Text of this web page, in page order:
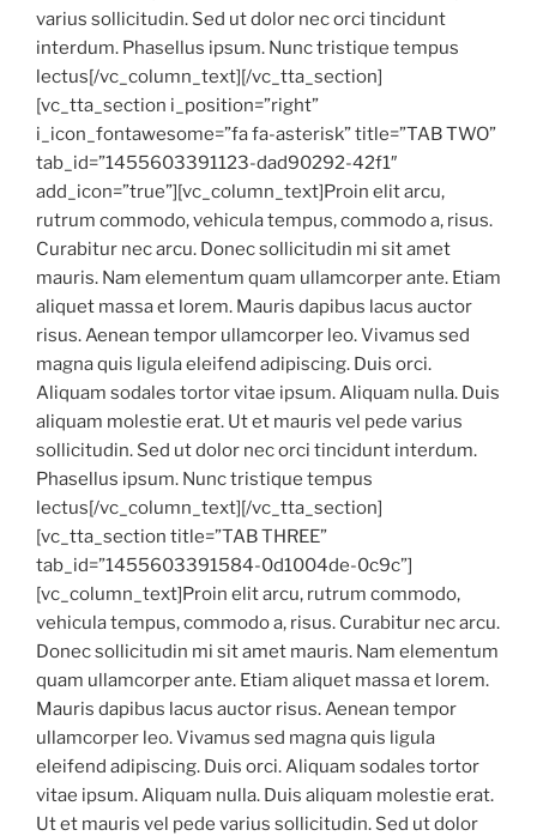
varius sollicitudin. Sed ut dolor nec orci tincidunt
interdum. Phasellus ipsum. Nunc tristique tempus
lectus[/vc_column_text][/vc_tta_section]
[vc_tta_section i_position=”right”
i_icon_fontawesome=”fa fa-asterisk” title=”TAB TWO”
tab_id=”1455603391123-dad90292-42f1″
add_icon=”true”][vc_column_text]Proin elit arcu,
rutrum commodo, vehicula tempus, commodo a, risus.
Curabitur nec arcu. Donec sollicitudin mi sit amet
mauris. Nam elementum quam ullamcorper ante. Etiam
aliquet massa et lorem. Mauris dapibus lacus auctor
risus. Aenean tempor ullamcorper leo. Vivamus sed
magna quis ligula eleifend adipiscing. Duis orci.
Aliquam sodales tortor vitae ipsum. Aliquam nulla. Duis
aliquam molestie erat. Ut et mauris vel pede varius
sollicitudin. Sed ut dolor nec orci tincidunt interdum.
Phasellus ipsum. Nunc tristique tempus
lectus[/vc_column_text][/vc_tta_section]
[vc_tta_section title=”TAB THREE”
tab_id=”1455603391584-0d1004de-0c9c”]
[vc_column_text]Proin elit arcu, rutrum commodo,
vehicula tempus, commodo a, risus. Curabitur nec arcu.
Donec sollicitudin mi sit amet mauris. Nam elementum
quam ullamcorper ante. Etiam aliquet massa et lorem.
Mauris dapibus lacus auctor risus. Aenean tempor
ullamcorper leo. Vivamus sed magna quis ligula
eleifend adipiscing. Duis orci. Aliquam sodales tortor
vitae ipsum. Aliquam nulla. Duis aliquam molestie erat.
Ut et mauris vel pede varius sollicitudin. Sed ut dolor